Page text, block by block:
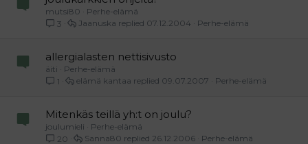
mutsi80
Perhe-elämä
3
Perhe-elämä
07.12.2004
Jaanuska
allergialasten nettisivusto
äiti
Perhe-elämä
1
Perhe-elämä
09.07.2007
elämä kantaa
Mitenkäs teillä yh:t on joulu?
joulumieli
Perhe-elämä
20
Perhe-elämä
26.12.2006
Sanna80